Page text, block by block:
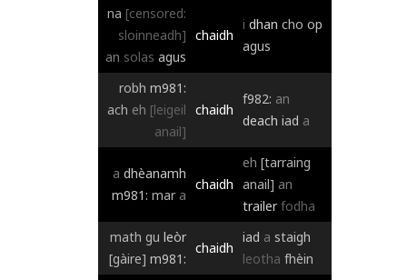
na [censored:
sloinneadh]
an solas agus
chaidh
i dhan cho op
agus
robh m981:
ach eh [leigeil
anail]
chaidh
f982: an
deach iad a
a dhèanamh
m981: mar a
chaidh
eh [tarraing
anail] an
trailer fodha
math gu leòr
[gàire] m981:
chaidh
iad a staigh
leotha fhèin